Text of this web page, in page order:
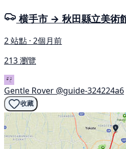
横手市 → 秋田縣立美術
2 站點 · 2個月前
213 瀏覽
Gentle Rover @guide-324224a6
收藏